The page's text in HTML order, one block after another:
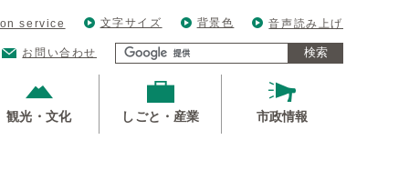
service 文字サイズ 背景色 音声読み上げ
お問い合わせ 検索
観光・文化 しごと・産業 市政情報